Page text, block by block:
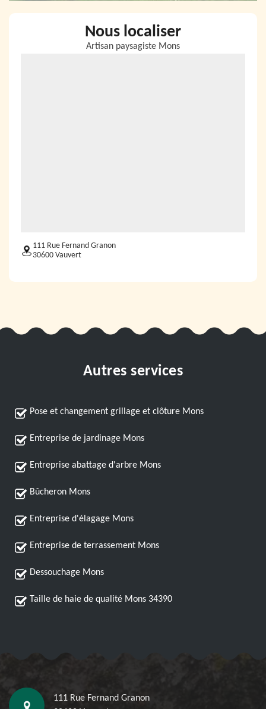
Nous localiser
Artisan paysagiste Mons
111 Rue Fernand Granon
30600 Vauvert
Autres services
Pose et changement grillage et clôture Mons
Entreprise de jardinage Mons
Entreprise abattage d'arbre Mons
Bûcheron Mons
Entreprise d'élagage Mons
Entreprise de terrassement Mons
Dessouchage Mons
Taille de haie de qualité Mons 34390
111 Rue Fernand Granon